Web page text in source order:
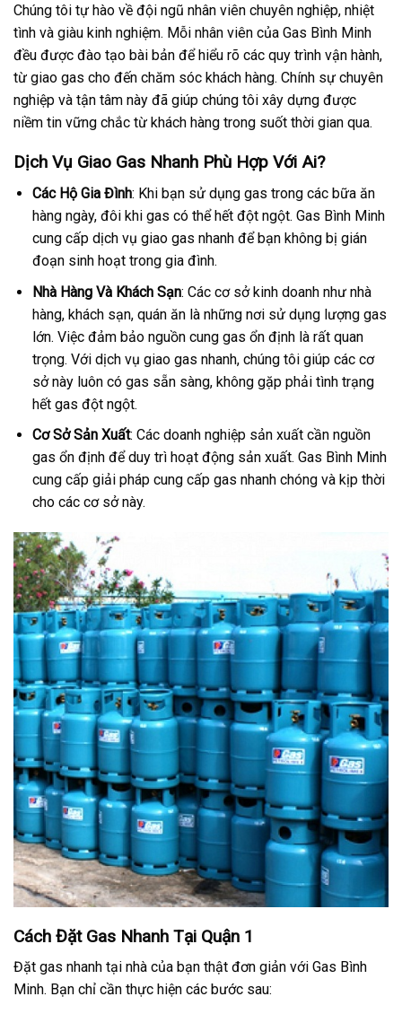
Chúng tôi tự hào về đội ngũ nhân viên chuyên nghiệp, nhiệt
tình và giàu kinh nghiệm. Mỗi nhân viên của Gas Bình Minh
đều được đào tạo bài bản để hiểu rõ các quy trình vận hành,
từ giao gas cho đến chăm sóc khách hàng. Chính sự chuyên
nghiệp và tận tâm này đã giúp chúng tôi xây dựng được
niềm tin vững chắc từ khách hàng trong suốt thời gian qua.
Dịch Vụ Giao Gas Nhanh Phù Hợp Với Ai?
Các Hộ Gia Đình: Khi bạn sử dụng gas trong các bữa ăn
hàng ngày, đôi khi gas có thể hết đột ngột. Gas Bình Minh
cung cấp dịch vụ giao gas nhanh để bạn không bị gián
đoạn sinh hoạt trong gia đình.
Nhà Hàng Và Khách Sạn: Các cơ sở kinh doanh như nhà
hàng, khách sạn, quán ăn là những nơi sử dụng lượng gas
lớn. Việc đảm bảo nguồn cung gas ổn định là rất quan
trọng. Với dịch vụ giao gas nhanh, chúng tôi giúp các cơ
sở này luôn có gas sẵn sàng, không gặp phải tình trạng
hết gas đột ngột.
Cơ Sở Sản Xuất: Các doanh nghiệp sản xuất cần nguồn
gas ổn định để duy trì hoạt động sản xuất. Gas Bình Minh
cung cấp giải pháp cung cấp gas nhanh chóng và kịp thời
cho các cơ sở này.
Cách Đặt Gas Nhanh Tại Quận 1
Đặt gas nhanh tại nhà của bạn thật đơn giản với Gas Bình
Minh. Bạn chỉ cần thực hiện các bước sau: